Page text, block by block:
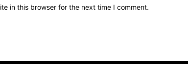
in this browser for the next time I comment.